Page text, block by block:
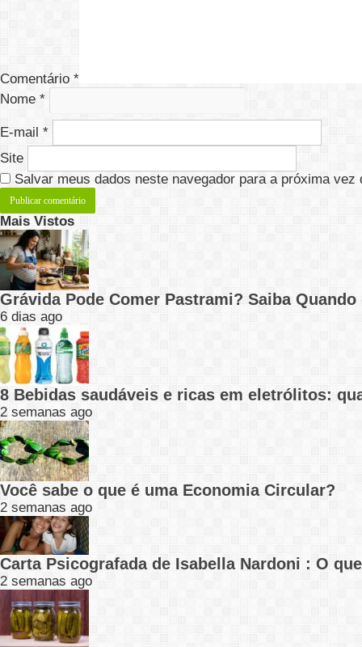
Comentário *
Nome *
E-mail *
Site
Salvar meus dados neste navegador para a próxima vez
Mais Vistos
Grávida Pode Comer Pastrami? Saiba
6 dias ago
8 Bebidas saudáveis e ricas em eletrólitos:
2 semanas ago
Você sabe o que é uma Economia Circular?
2 semanas ago
Carta Psicografada de Isabella Nardoni : O
2 semanas ago